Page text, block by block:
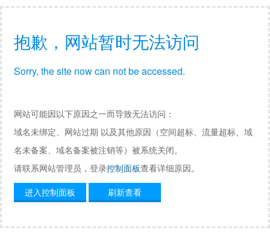
抱歉，网站暂时无法访问
Sorry, the site now can not be accessed.
网站可能因以下原因之一而导致无法访问：
域名未绑定、网站过期 以及其他原因（空间超标、流量超标、域
名未备案、域名备案被注销等）被系统关闭。
请联系网站管理员，登录控制面板查看详细原因。
进入控制面板
刷新查看